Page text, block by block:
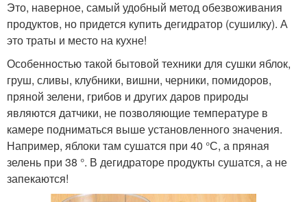
Это, наверное, самый удобный метод обезвоживания
продуктов, но придется купить дегидратор (сушилку). А
это траты и место на кухне!
Особенностью такой бытовой техники для сушки яблок,
груш, сливы, клубники, вишни, черники, помидоров,
пряной зелени, грибов и других даров природы
являются датчики, не позволяющие температуре в
камере подниматься выше установленного значения.
Например, яблоки там сушатся при 40 °С, а пряная
зелень при 38 °. В дегидраторе продукты сушатся, а не
запекаются!